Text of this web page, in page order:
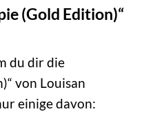
(Gold Edition)“
du dir die
von Louisan
einige davon: